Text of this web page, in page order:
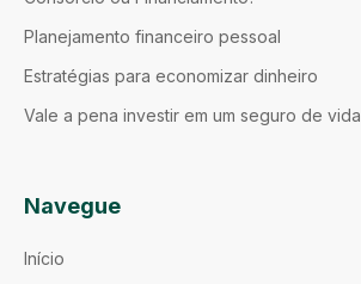
Planejamento financeiro pessoal
Estratégias para economizar dinheiro
Vale a pena investir em um seguro de vida
Navegue
Início